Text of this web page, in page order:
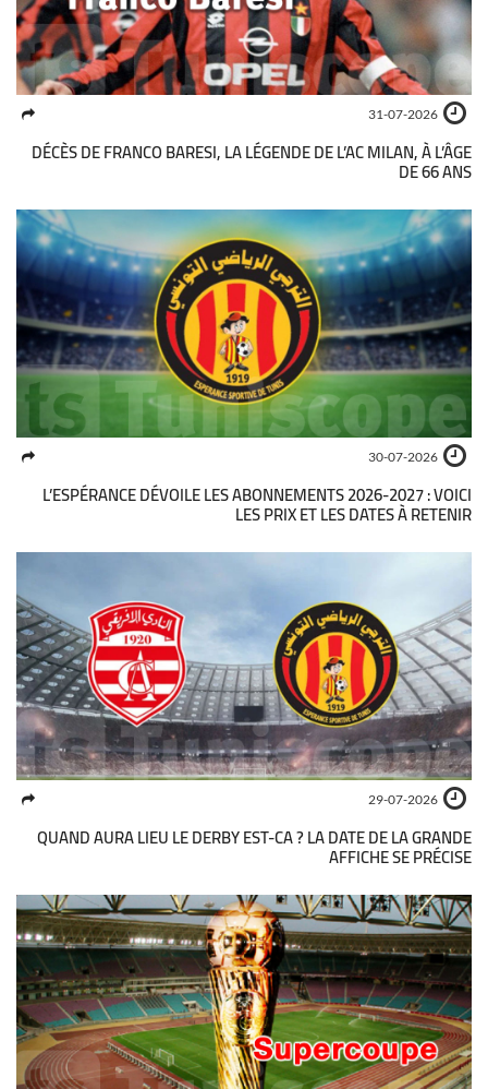
31-07-2026
DÉCÈS DE FRANCO BARESI, LA LÉGENDE DE L’AC MILAN, À L’ÂGE
DE 66 ANS
30-07-2026
L’ESPÉRANCE DÉVOILE LES ABONNEMENTS 2026-2027 : VOICI
LES PRIX ET LES DATES À RETENIR
29-07-2026
QUAND AURA LIEU LE DERBY EST-CA ? LA DATE DE LA GRANDE
AFFICHE SE PRÉCISE